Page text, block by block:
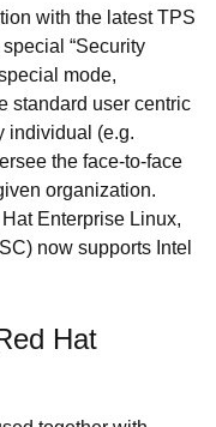
with the latest TPS
“Security
mode,
standard user centric
individual (e.g.
the face-to-face
organization.
Enterprise Linux,
now supports Intel
Hat